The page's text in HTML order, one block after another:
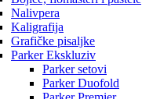
Nalivpera
Kaligrafija
Grafičke pisaljke
Parker Ekskluziv
Parker setovi
Parker Duofold